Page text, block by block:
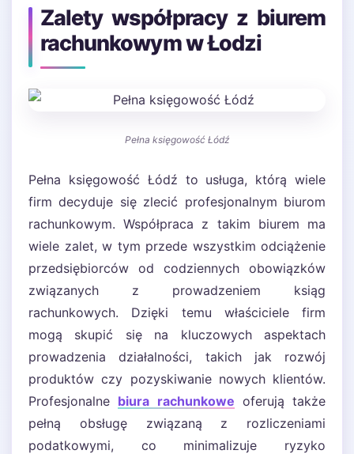
Zalety współpracy z biurem
rachunkowym w Łodzi
Pełna księgowość Łódź
Pełna księgowość Łódź to usługa, którą wiele
firm decyduje się zlecić profesjonalnym biurom
rachunkowym. Współpraca z takim biurem ma
wiele zalet, w tym przede wszystkim odciążenie
przedsiębiorców od codziennych obowiązków
związanych z prowadzeniem ksiąg
rachunkowych. Dzięki temu właściciele firm
mogą skupić się na kluczowych aspektach
prowadzenia działalności, takich jak rozwój
produktów czy pozyskiwanie nowych klientów.
Profesjonalne biura rachunkowe oferują także
pełną obsługę związaną z rozliczeniami
podatkowymi, co minimalizuje ryzyko